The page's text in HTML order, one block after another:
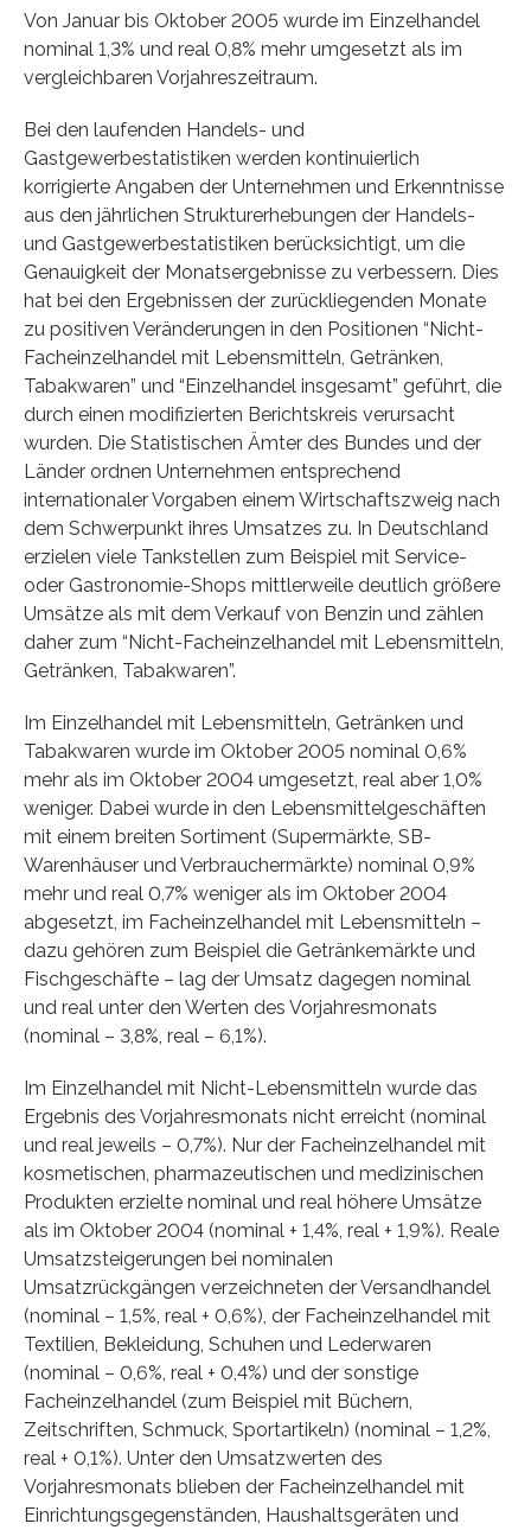
Von Januar bis Oktober 2005 wurde im Einzelhandel
nominal 1,3% und real 0,8% mehr umgesetzt als im
vergleichbaren Vorjahreszeitraum.
Bei den laufenden Handels- und
Gastgewerbestatistiken werden kontinuierlich
korrigierte Angaben der Unternehmen und Erkenntnisse
aus den jährlichen Strukturerhebungen der Handels-
und Gastgewerbestatistiken berücksichtigt, um die
Genauigkeit der Monatsergebnisse zu verbessern. Dies
hat bei den Ergebnissen der zurückliegenden Monate
zu positiven Veränderungen in den Positionen “Nicht-
Facheinzelhandel mit Lebensmitteln, Getränken,
Tabakwaren” und “Einzelhandel insgesamt” geführt, die
durch einen modifizierten Berichtskreis verursacht
wurden. Die Statistischen Ämter des Bundes und der
Länder ordnen Unternehmen entsprechend
internationaler Vorgaben einem Wirtschaftszweig nach
dem Schwerpunkt ihres Umsatzes zu. In Deutschland
erzielen viele Tankstellen zum Beispiel mit Service-
oder Gastronomie-Shops mittlerweile deutlich größere
Umsätze als mit dem Verkauf von Benzin und zählen
daher zum “Nicht-Facheinzelhandel mit Lebensmitteln,
Getränken, Tabakwaren”.
Im Einzelhandel mit Lebensmitteln, Getränken und
Tabakwaren wurde im Oktober 2005 nominal 0,6%
mehr als im Oktober 2004 umgesetzt, real aber 1,0%
weniger. Dabei wurde in den Lebensmittelgeschäften
mit einem breiten Sortiment (Supermärkte, SB-
Warenhäuser und Verbrauchermärkte) nominal 0,9%
mehr und real 0,7% weniger als im Oktober 2004
abgesetzt, im Facheinzelhandel mit Lebensmitteln –
dazu gehören zum Beispiel die Getränkemärkte und
Fischgeschäfte – lag der Umsatz dagegen nominal
und real unter den Werten des Vorjahresmonats
(nominal – 3,8%, real – 6,1%).
Im Einzelhandel mit Nicht-Lebensmitteln wurde das
Ergebnis des Vorjahresmonats nicht erreicht (nominal
und real jeweils – 0,7%). Nur der Facheinzelhandel mit
kosmetischen, pharmazeutischen und medizinischen
Produkten erzielte nominal und real höhere Umsätze
als im Oktober 2004 (nominal + 1,4%, real + 1,9%). Reale
Umsatzsteigerungen bei nominalen
Umsatzrückgängen verzeichneten der Versandhandel
(nominal – 1,5%, real + 0,6%), der Facheinzelhandel mit
Textilien, Bekleidung, Schuhen und Lederwaren
(nominal – 0,6%, real + 0,4%) und der sonstige
Facheinzelhandel (zum Beispiel mit Büchern,
Zeitschriften, Schmuck, Sportartikeln) (nominal – 1,2%,
real + 0,1%). Unter den Umsatzwerten des
Vorjahresmonats blieben der Facheinzelhandel mit
Einrichtungsgegenständen, Haushaltsgeräten und